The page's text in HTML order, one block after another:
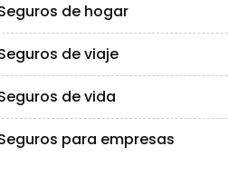
de hogar
de viaje
de vida
para empresas